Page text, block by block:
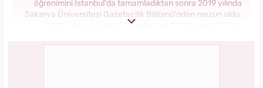
öğrenimini İstanbul'da tamamladıktan sonra 2019 yılında
Sakarya Üniversitesi Gazetecilik Bölümü'nden mezun oldu.
2018 yılında Hürriyet Gazetesi ve 2019 yılında TRT'de
Grubu bünyesinde yer alan Yasemin.com'da İçerik Editörü